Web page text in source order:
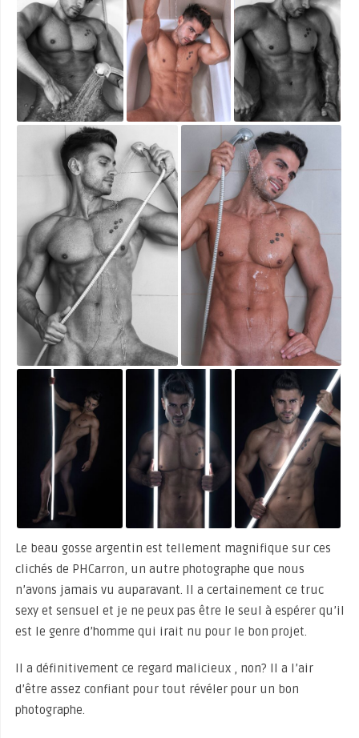
Le beau gosse argentin est tellement magnifique sur ces
clichés de PHCarron, un autre photographe que nous
n’avons jamais vu auparavant. Il a certainement ce truc
sexy et sensuel et je ne peux pas être le seul à espérer qu’il
est le genre d’homme qui irait nu pour le bon projet.
Il a définitivement ce regard malicieux , non? Il a l’air
d’être assez confiant pour tout révéler pour un bon
photographe.